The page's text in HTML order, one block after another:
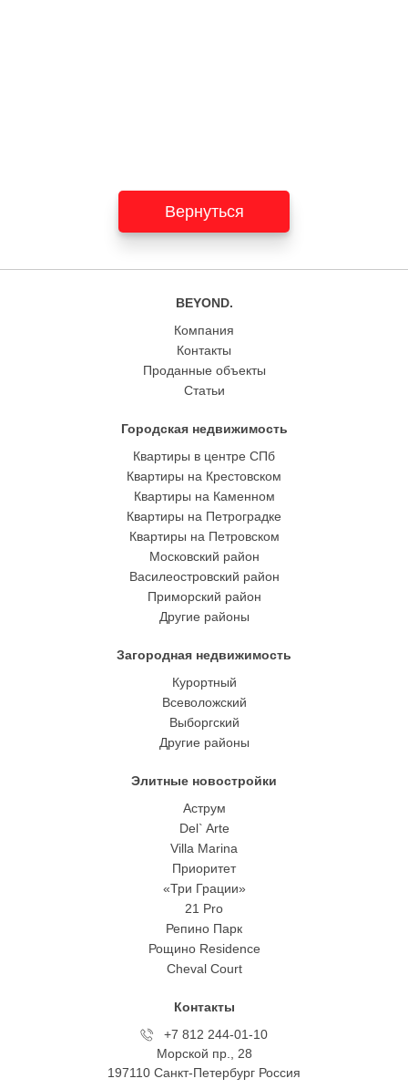
Вернуться
BEYOND.
Компания
Контакты
Проданные объекты
Статьи
Городская недвижимость
Квартиры в центре СПб
Квартиры на Крестовском
Квартиры на Каменном
Квартиры на Петроградке
Квартиры на Петровском
Московский район
Василеостровский район
Приморский район
Другие районы
Загородная недвижимость
Курортный
Всеволожский
Выборгский
Другие районы
Элитные новостройки
Аструм
Del` Arte
Villa Marina
Приоритет
«Три Грации»
21 Pro
Репино Парк
Рощино Residence
Cheval Court
Контакты
+7 812 244-01-10
Морской пр., 28
197110 Санкт-Петербург Росcия